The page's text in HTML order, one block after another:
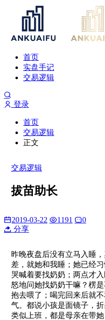
首页
实盘手记
交易逻辑
登录
首页
交易逻辑
正文
交易逻辑
拔苗助长
2019-03-22 1191
0
分享
昨晚夜盘后没有立马入睡，
差，就她和我睡；她已经
哭喊着要找奶奶；两点才
怒地问她找奶奶干嘛？楞
抱去喂了；喝完回来后就
气。都说小孩是面镜子，
类似上班，都是母亲在带